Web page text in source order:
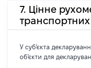
7. Цінне
транспортних
У суб'єкта
об'єкти для